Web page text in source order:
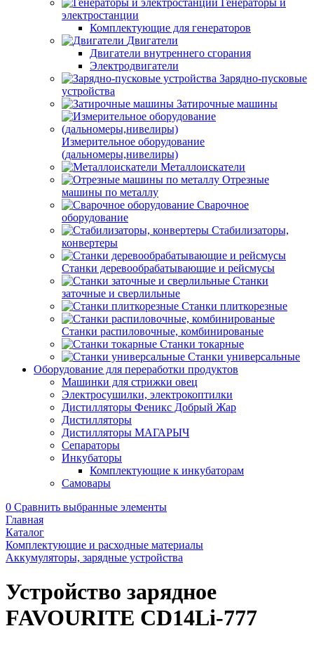
Генераторы и
электростанции
Комплектующие для генераторов
Двигатели
Двигатели внутреннего сгорания
Электродвигатели
Зарядно-пусковые
устройства
Затирочные машины
Измерительное оборудование
(дальномеры,нивелиры)
Металлоискатели
Отрезные
машины по металлу
Сварочное
оборудование
Стабилизаторы,
конвертеры
Станки деревообрабатывающие и рейсмусы
Станки
заточные и сверлильные
Станки плиткорезные
Станки распиловочные, комбинированые
Станки токарные
Станки универсальные
Оборудование для переработки продуктов
Машинки для стрижки овец
Электросушилки, электрокоптилки
Дистилляторы Феникс Добрый Жар
Дистилляторы
Дистилляторы МАГАРЫЧ
Сепараторы
Инкубаторы
Комплектующие к инкубаторам
Самовары
0 Сравнить выбранные элементы
Главная
Каталог
Комплектующие и расходные материалы
Аккумуляторы, зарядные устройства
Устройство зарядное
FAVOURITE CD14Li-777